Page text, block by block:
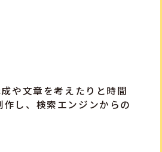
や文章を考えたりと時間
し、検索エンジンからの